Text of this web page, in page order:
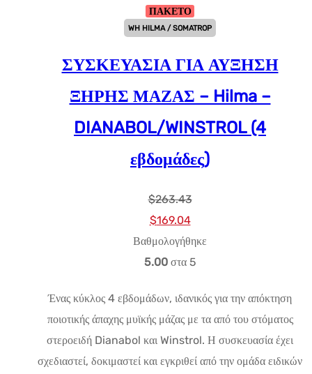
ΠΑΚΕΤΟ
WH HILMA / SOMATROP
ΣΥΣΚΕΥΑΣΙΑ ΓΙΑ ΑΥΞΗΣΗ
ΞΗΡΗΣ ΜΑΖΑΣ – Hilma –
DIANABOL/WINSTROL (4
εβδομάδες)
$263.43
Αρχική
τιμή:
$263.43.
$169.04Η
τρέχουσα
τιμή
$169.04.
Βαθμολογήθηκε
5.00στα 5
Ένας κύκλος 4 εβδομάδων, ιδανικός για την απόκτηση
ποιοτικής άπαχης μυϊκής μάζας με τα από του στόματος
στεροειδή Dianabol και Winstrol. Η συσκευασία έχει
σχεδιαστεί, δοκιμαστεί και εγκριθεί από την ομάδα ειδικών